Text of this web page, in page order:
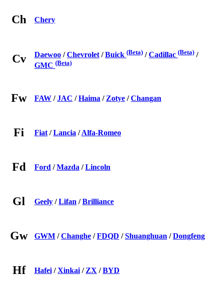
Ch Chery
Cv Daewoo /Chevrolet /Buick (Beta) /Cadillac (Beta) /
GMC (Beta)
Fw FAW /JAC /Haima / Zotye /Changan
Fi Fiat /Lancia /Alfa-Romeo
Fd Ford /Mazda /Lincoln
Gl Geely /Lifan /Brilliance
Gw GWM /Changhe /FDQD /Shuanghuan /Dongfeng
Hf Hafei /Xinkai / ZX /BYD